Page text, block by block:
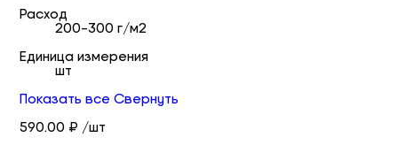
Расход
200-300 г/м2
Единица измерения
шт
Показать все Свернуть
590.00 ₽ /шт